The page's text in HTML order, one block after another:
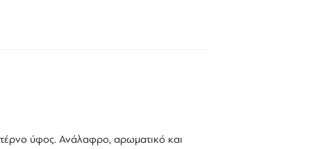
ύφος. Ανάλαφρο, αρωματικό και